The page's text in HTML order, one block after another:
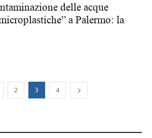
delle acque
a Palermo: la
2 3 4